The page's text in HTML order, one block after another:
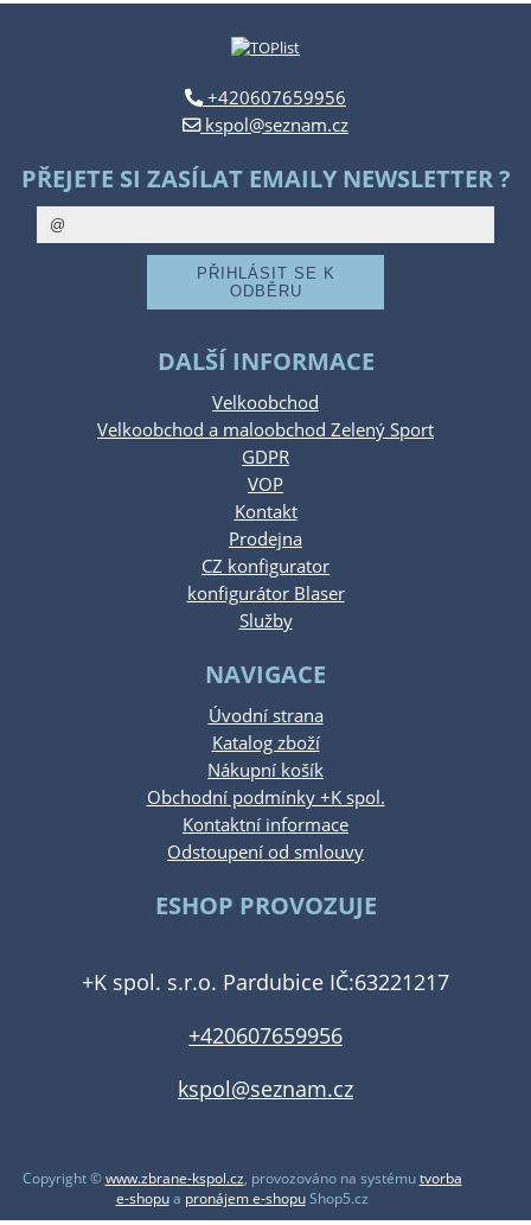
+420607659956
kspol@seznam.cz
PŘEJETE SI ZASÍLAT EMAILY NEWSLETTER ?
DALŠÍ INFORMACE
Velkoobchod
Velkoobchod a maloobchod Zelený Sport
GDPR
VOP
Kontakt
Prodejna
CZ konfigurator
konfigurátor Blaser
Služby
NAVIGACE
Úvodní strana
Katalog zboží
Nákupní košík
Obchodní podmínky +K spol.
Kontaktní informace
Odstoupení od smlouvy
ESHOP PROVOZUJE
+K spol. s.r.o. Pardubice IČ:63221217
+420607659956
kspol@seznam.cz
Copyright ©www.zbrane-kspol.cz, provozováno na systémutvorba
e-shopua pronájem e-shopuShop5.cz